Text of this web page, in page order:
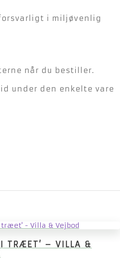
i miljøvenlig
når du bestiller.
under den enkelte vare
I TRÆET’ – VILLA &